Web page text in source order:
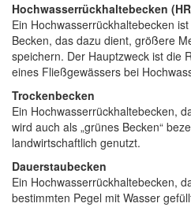
Hochwasserrückhaltebecken
Ein Hochwasserrückhaltebecken
Becken, das dazu dient, größere
speichern. Der Hauptzweck ist die
eines Fließgewässers bei
Trockenbecken
Ein Hochwasserrückhaltebecken,
wird auch als „grünes Becken“
landwirtschaftlich genutzt.
Dauerstaubecken
Ein Hochwasserrückhaltebecken,
bestimmten Pegel mit Wasser